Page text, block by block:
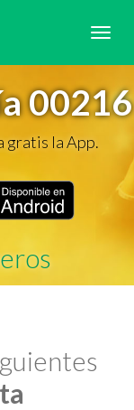
00216
gratis la App.